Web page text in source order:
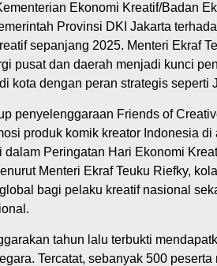
Ekonomi Kreatif/Badan
Provinsi DKI Jakarta
sepanjang 2025. Menteri Ekraf
pusat dan daerah menjadi kunci
kota dengan peran strategis seperti
penyelenggaraan Friends of
produk komik kreator Indonesia
dalam Peringatan Hari Ekonomi
Menteri Ekraf Teuku Riefky,
bagi pelaku kreatif nasional
tahun lalu terbukti
Tercatat, sebanyak 500 peserta